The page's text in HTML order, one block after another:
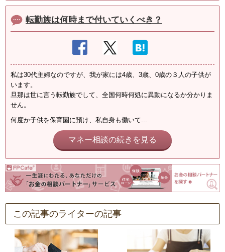
転勤族は何時まで付いていくべき？
私は30代主婦なのですが、我が家には4歳、3歳、0歳の３人の子供が
います。
旦那は世に言う転勤族でして、全国何時何処に異動になるか分かりま
せん。
何度か子供を保育園に預け、私自身も働いて...
マネー相談の続きを見る
この記事のライターの記事